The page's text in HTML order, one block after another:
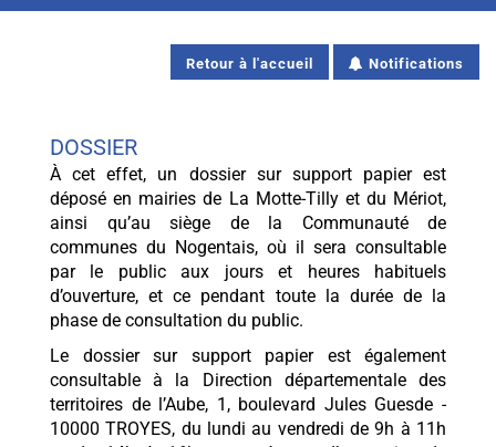
Retour à l'accueil Notifications
DOSSIER
À cet effet, un dossier sur support papier est
déposé en mairies de La Motte-Tilly et du Mériot,
ainsi qu’au siège de la Communauté de
communes du Nogentais, où il sera consultable
par le public aux jours et heures habituels
d’ouverture, et ce pendant toute la durée de la
phase de consultation du public.
Le dossier sur support papier est également
consultable à la Direction départementale des
territoires de l’Aube, 1, boulevard Jules Guesde -
10000 TROYES, du lundi au vendredi de 9h à 11h